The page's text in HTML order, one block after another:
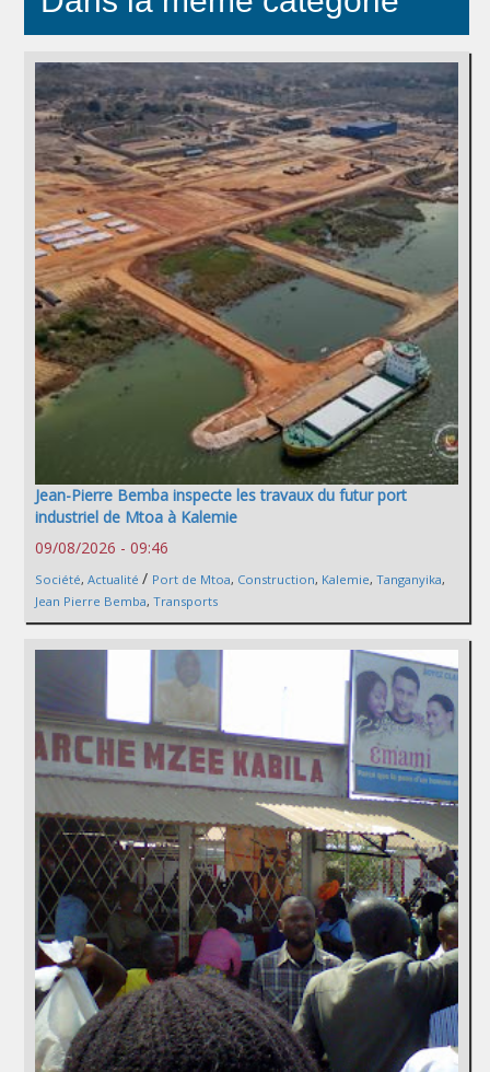
Jean-Pierre Bemba inspecte les travaux du futur port
industriel de Mtoa à Kalemie
09/08/2026 - 09:46
Société, Actualité / Port de Mtoa, Construction, Kalemie, Tanganyika,
Jean Pierre Bemba, Transports